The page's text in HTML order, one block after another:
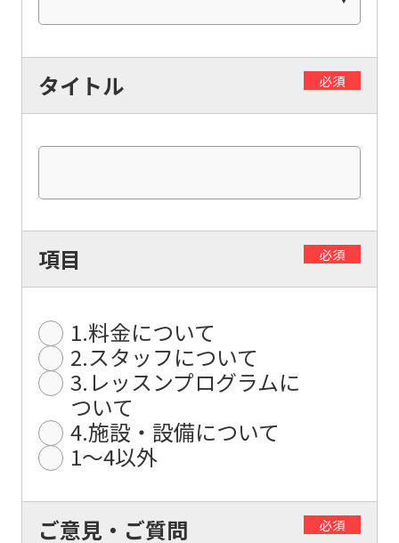
タイトル 必須
項目 必須
1.料金について
2.スタッフについて
3.レッスンプログラムに
ついて
4.施設・設備について
1〜4以外
ご意見・ご質問 必須
not
be
accurate
translation.
translation
may
from
original
content.
ask